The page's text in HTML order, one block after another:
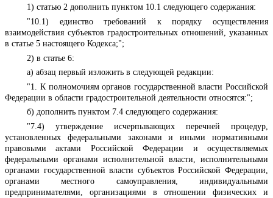
1)статью 2 дополнить пунктом 10.1 следующего содержания:
"10.1) единство требований к порядку осуществления
взаимодействия субъектов градостроительных отношений, указанных
в статье 5 настоящего Кодекса;";
2) встатье 6:
а)абзац первый изложить в следующей редакции:
"1. К полномочиям органов государственной власти Российской
Федерации в области градостроительной деятельности относятся:";
б)дополнить пунктом 7.4 следующего содержания:
"7.4) утверждение исчерпывающих перечней процедур,
установленных федеральными законами и иными нормативными
правовыми актами Российской Федерации и осуществляемых
федеральными органами исполнительной власти, исполнительными
органами государственной власти субъектов Российской Федерации,
органами местного самоуправления, индивидуальными
предпринимателями, организациями в отношении физических и